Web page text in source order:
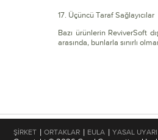
17. Üçüncü Taraf Sağlayıcılar
Bazı ürünlerin ReviverSoft
arasında, bunlarla sınırlı
ŞIRKET | ORTAKLAR | EULA | YASAL UYARI